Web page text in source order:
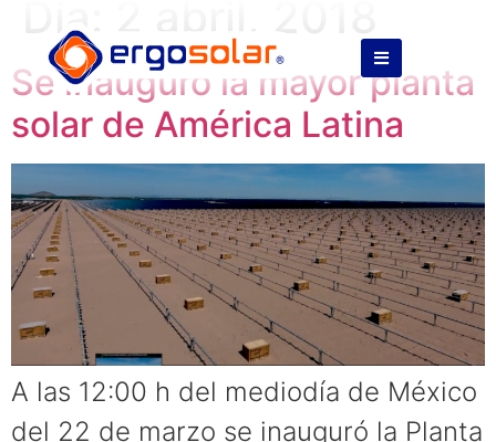
Día:
Se inauguró la mayor planta
solar de América Latina
A las 12:00 h del mediodía de México
del 22 de marzo se inauguró la Planta